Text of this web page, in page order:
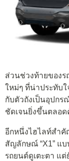
ส่วนช่วงท้ายของร
ใหม่ๆ ที่น่าประทับ
กับตัวถังเป็นอุปกร
ชัดเจนยิ่งขึ้นตลอ
อีกหนึ่งไฮไลท์สำคั
สัญลักษณ์ “X1” แบ
รถยนต์ดูเตะตา แ